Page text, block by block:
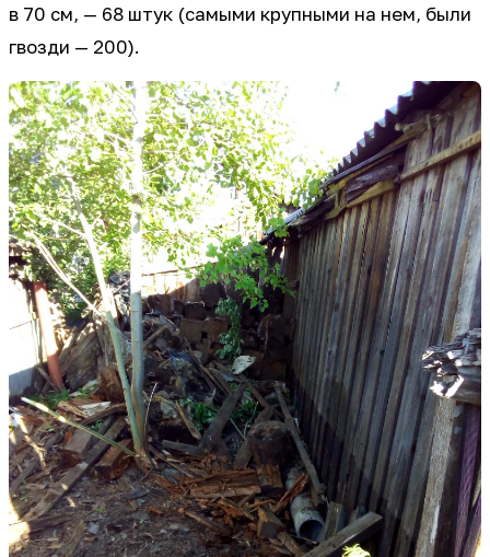
в 70 см, — 68 штук (самыми крупными на нем, были
гвозди — 200).